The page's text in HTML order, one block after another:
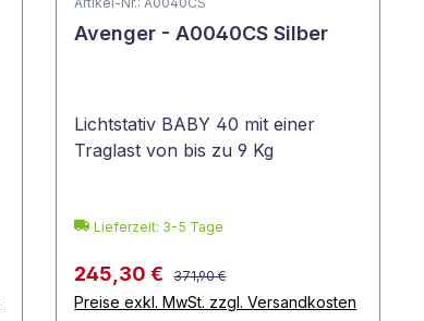
Avenger - A0040CS Silber
Lichtstativ BABY 40 mit einer
Traglast von bis zu 9 Kg
Lieferzeit: 3-5 Tage
245,30 € 371,90 €
Preise exkl. MwSt. zzgl. Versandkosten